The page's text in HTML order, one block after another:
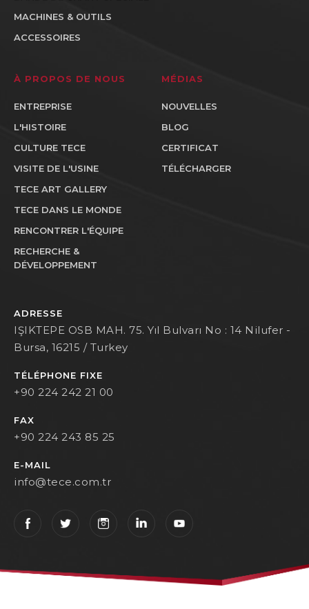
MACHINES & OUTILS
ACCESSOIRES
À PROPOS DE NOUS
ENTREPRISE
L'HISTOIRE
CULTURE TECE
VISITE DE L'USINE
TECE ART GALLERY
TECE DANS LE MONDE
RENCONTRER L'ÉQUIPE
RECHERCHE &
DÉVELOPPEMENT
MÉDIAS
NOUVELLES
BLOG
CERTIFICAT
TÉLÉCHARGER
ADRESSE
IŞIKTEPE OSB MAH. 75. Yıl Bulvarı No : 14 Nilufer -
Bursa, 16215 / Turkey
TÉLÉPHONE FIXE
+90 224 242 21 00
FAX
+90 224 243 85 25
E-MAIL
info@tece.com.tr